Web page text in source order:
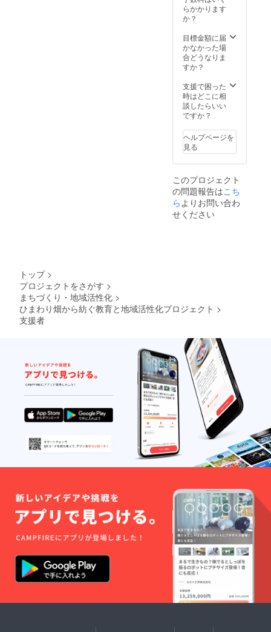
所にて
面会を
頂きま
す。
らかかります
か？
目標金額に届
かなかった場
合どうなりま
すか？
支援で困った
時はどこに相
談したらいい
ですか？
ヘルプページを
見る
このプロジェクト
の問題報告はこち
らよりお問い合わ
せください
トップ >
プロジェクトをさがす >
まちづくり・地域活性化 >
ひまわり畑から紡ぐ教育と地域活性化プロジェクト >
支援者